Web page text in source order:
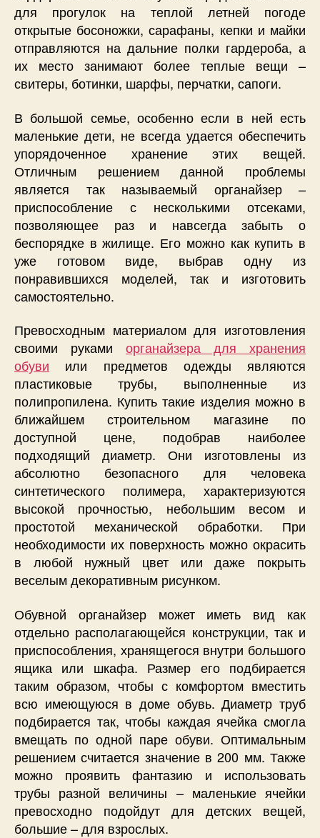
для прогулок на теплой летней погоде
открытые босоножки, сарафаны, кепки и майки
отправляются на дальние полки гардероба, а
их место занимают более теплые вещи –
свитеры, ботинки, шарфы, перчатки, сапоги.
В большой семье, особенно если в ней есть
маленькие дети, не всегда удается обеспечить
упорядоченное хранение этих вещей.
Отличным решением данной проблемы
является так называемый органайзер –
приспособление с несколькими отсеками,
позволяющее раз и навсегда забыть о
беспорядке в жилище. Его можно как купить в
уже готовом виде, выбрав одну из
понравившихся моделей, так и изготовить
самостоятельно.
Превосходным материалом для изготовления
своими руками органайзера для хранения
обуви или предметов одежды являются
пластиковые трубы, выполненные из
полипропилена. Купить такие изделия можно в
ближайшем строительном магазине по
доступной цене, подобрав наиболее
подходящий диаметр. Они изготовлены из
абсолютно безопасного для человека
синтетического полимера, характеризуются
высокой прочностью, небольшим весом и
простотой механической обработки. При
необходимости их поверхность можно окрасить
в любой нужный цвет или даже покрыть
веселым декоративным рисунком.
Обувной органайзер может иметь вид как
отдельно располагающейся конструкции, так и
приспособления, хранящегося внутри большого
ящика или шкафа. Размер его подбирается
таким образом, чтобы с комфортом вместить
всю имеющуюся в доме обувь. Диаметр труб
подбирается так, чтобы каждая ячейка смогла
вмещать по одной паре обуви. Оптимальным
решением считается значение в 200 мм. Также
можно проявить фантазию и использовать
трубы разной величины – маленькие ячейки
превосходно подойдут для детских вещей,
большие – для взрослых.